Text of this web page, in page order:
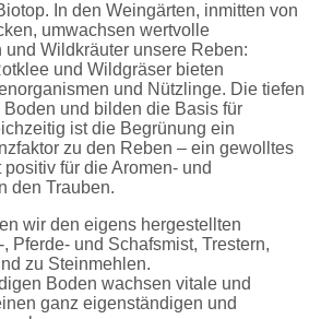
In den Weingärten, inmitten von
umwachsen wertvolle
Wildkräuter unsere Reben:
und Wildgräser bieten
und Nützlinge. Die tiefen
und bilden die Basis für
ist die Begrünung ein
zu den Reben – ein gewolltes
für die Aromen- und
den Trauben.
wir den eigens hergestellten
Pferde- und Schafsmist, Trestern,
zu Steinmehlen.
Boden wachsen vitale und
ganz eigenständigen und